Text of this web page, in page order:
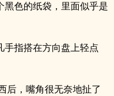
黑色的纸袋，里面似乎是
手指搭在方向盘上轻点
后，嘴角很无奈地扯了